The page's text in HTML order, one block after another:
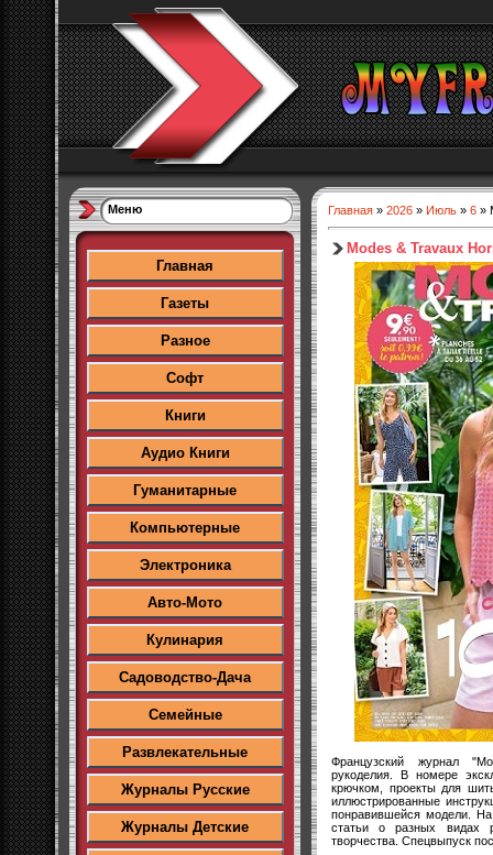
Меню
Главная
Газеты
Разное
Софт
Книги
Аудио Книги
Гуманитарные
Компьютерные
Электроника
Авто-Мото
Кулинария
Садоводство-Дача
Семейные
Развлекательные
Журналы Русские
Журналы Детские
Главная » 2026 » Июль » 6 »
Modes & Travaux
Французский журнал
рукоделия. В номере
крючком, проекты для
иллюстрированные
понравившейся модели. На
статьи о разных видах
творчества. Спецвыпуск